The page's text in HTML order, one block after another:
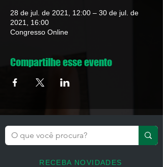
28 de jul. de 2021, 12:00 – 30 de jul. de
2021, 16:00
Congresso Online
Compartilhe esse evento
RECEBA NOVIDADES